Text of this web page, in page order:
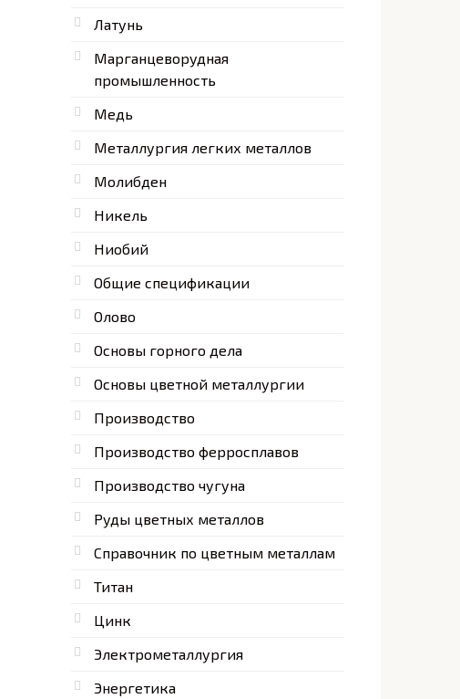
Латунь
Марганцеворудная
промышленность
Медь
Металлургия легких металлов
Молибден
Никель
Ниобий
Общие спецификации
Олово
Основы горного дела
Основы цветной металлургии
Производство
Производство ферросплавов
Производство чугуна
Руды цветных металлов
Справочник по цветным металлам
Титан
Цинк
Электрометаллургия
Энергетика